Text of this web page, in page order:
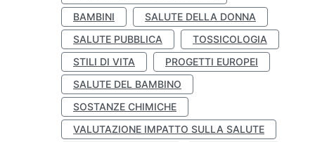
BAMBINI
SALUTE DELLA DONNA
SALUTE PUBBLICA
TOSSICOLOGIA
STILI DI VITA
PROGETTI EUROPEI
SALUTE DEL BAMBINO
SOSTANZE CHIMICHE
VALUTAZIONE IMPATTO SULLA SALUTE